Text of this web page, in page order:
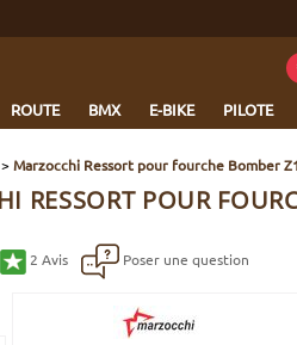
ROUTE BMX E-BIKE PILOTE
>Marzocchi Ressort pour fourche Bomber
RESSORT POUR
2 Avis Poser une question